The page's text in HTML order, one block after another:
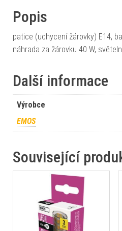
Popis
patice (uchycení žárovky) E14,
náhrada za žárovku 40 W,
Další informace
Výrobce
EMOS
Související